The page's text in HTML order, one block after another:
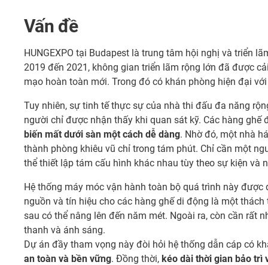
Vấn đề
HUNGEXPO tại Budapest là trung tâm hội nghị và triển
2019 đến 2021, không gian triển lãm rộng lớn đã được
mạo hoàn toàn mới. Trong đó có khán phòng hiện đại
Tuy nhiên, sự tinh tế thực sự của nhà thi đấu đa năng
người chỉ được nhận thấy khi quan sát kỹ. Các hàng ghế
biến mất dưới sàn một cách dễ dàng. Nhờ đó, một nhà
thành phòng khiêu vũ chỉ trong tám phút. Chỉ cần một
thể thiết lập tám cấu hình khác nhau tùy theo sự kiện và
Hệ thống máy móc vận hành toàn bộ quá trình này được
nguồn và tín hiệu cho các hàng ghế di động là một
sau có thể nâng lên đến năm mét. Ngoài ra, còn cần rất
thanh và ánh sáng.
Dự án đầy tham vọng này đòi hỏi hệ thống dẫn cáp có
an toàn và bền vững. Đồng thời, kéo dài thời gian bảo trì